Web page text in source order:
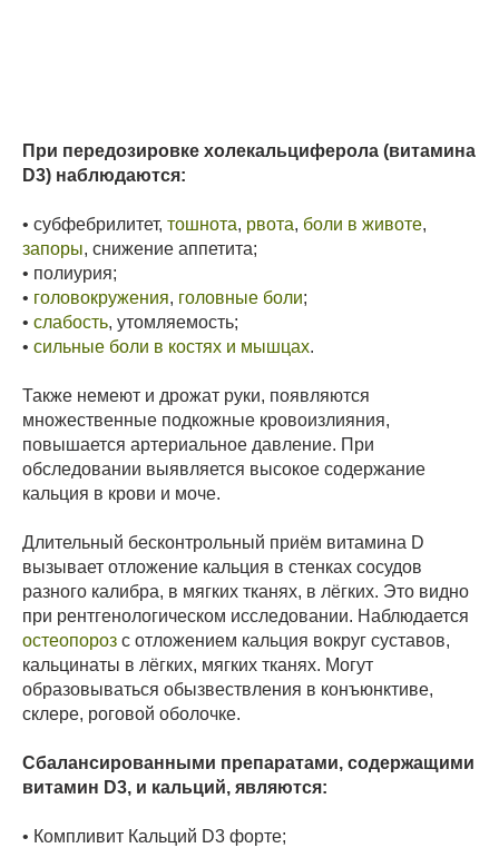
При передозировке холекальциферола (витамина
D3) наблюдаются:
• субфебрилитет, тошнота, рвота, боли в животе,
запоры, снижение аппетита;
• полиурия;
• головокружения, головные боли;
• слабость, утомляемость;
• сильные боли в костях и мышцах.
Также немеют и дрожат руки, появляются
множественные подкожные кровоизлияния,
повышается артериальное давление. При
обследовании выявляется высокое содержание
кальция в крови и моче.
Длительный бесконтрольный приём витамина D
вызывает отложение кальция в стенках сосудов
разного калибра, в мягких тканях, в лёгких. Это видно
при рентгенологическом исследовании. Наблюдается
остеопороз с отложением кальция вокруг суставов,
кальцинаты в лёгких, мягких тканях. Могут
образовываться обызвествления в конъюнктиве,
склере, роговой оболочке.
Сбалансированными препаратами, содержащими
витамин D3, и кальций, являются:
• Компливит Кальций D3 форте;